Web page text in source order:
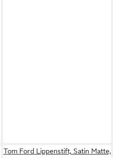
Tom Ford Lippenstift, Satin Matte,